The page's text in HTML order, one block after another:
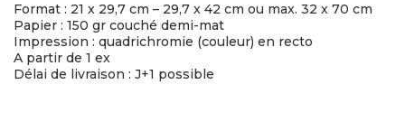
Format : 21 x 29,7 cm – 29,7 x 42 cm ou max. 32 x 70 cm
Papier : 150 gr couché demi-mat
Impression : quadrichromie (couleur) en recto
A partir de 1 ex
Délai de livraison : J+1 possible